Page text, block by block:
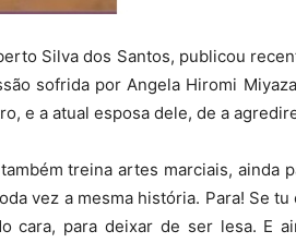
Silva dos Santos, publicou
sofrida por Angela Hiromi
e a atual esposa dele, de a
treina artes marciais, ainda
vez a mesma história. Para! Se
cara, para deixar de ser lesa. E